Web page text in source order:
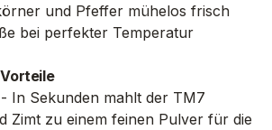
und Pfeffer mühelos frisch
bei perfekter Temperatur
In Sekunden mahlt der TM7
Zimt zu einem feinen Pulver für die